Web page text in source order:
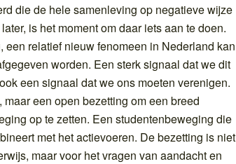
die de hele samenleving op negatieve wijze
is het moment om daar iets aan te doen.
een relatief nieuw fenomeen in Nederland kan
worden. Een sterk signaal dat we dit
een signaal dat we ons moeten verenigen.
een open bezetting om een breed
op te zetten. Een studentenbeweging die
met het actievoeren. De bezetting is niet
maar voor het vragen van aandacht en